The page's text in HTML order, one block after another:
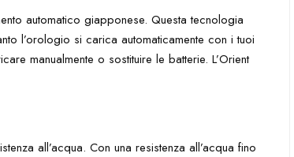
automatico giapponese. Questa tecnologia
l’orologio si carica automaticamente con i tuoi
manualmente o sostituire le batterie. L’Orient
all’acqua. Con una resistenza all’acqua fino